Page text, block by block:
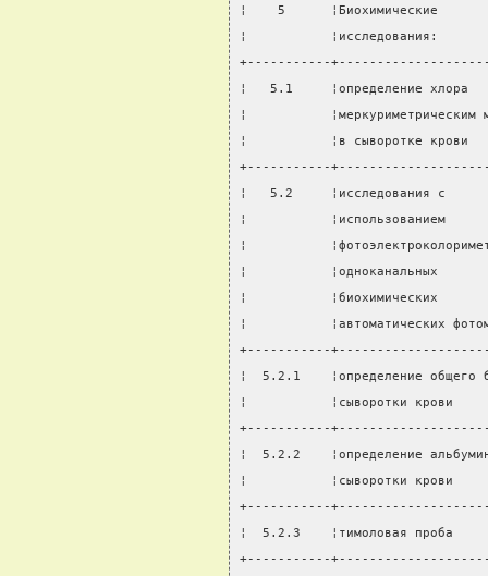
¦    5
¦
+-----------
¦   5.1     ¦определение хлора
¦
¦           ¦в сыворотке
+-----------
¦   5.2
¦
¦
¦
¦
¦
+-----------
¦  5.2.1    ¦определение общего
¦           ¦сыворотки
+-----------
¦  5.2.2    ¦определение
¦           ¦сыворотки
+-----------
¦  5.2.3    ¦тимоловая проба
+-----------